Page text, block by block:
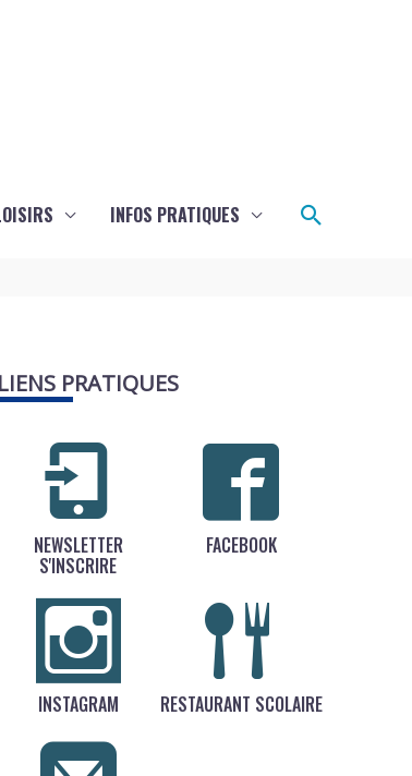
INFOS PRATIQUES
LIENS PRATIQUES
NEWSLETTER
S'INSCRIRE
FACEBOOK
INSTAGRAM RESTAURANT SCOLAIRE